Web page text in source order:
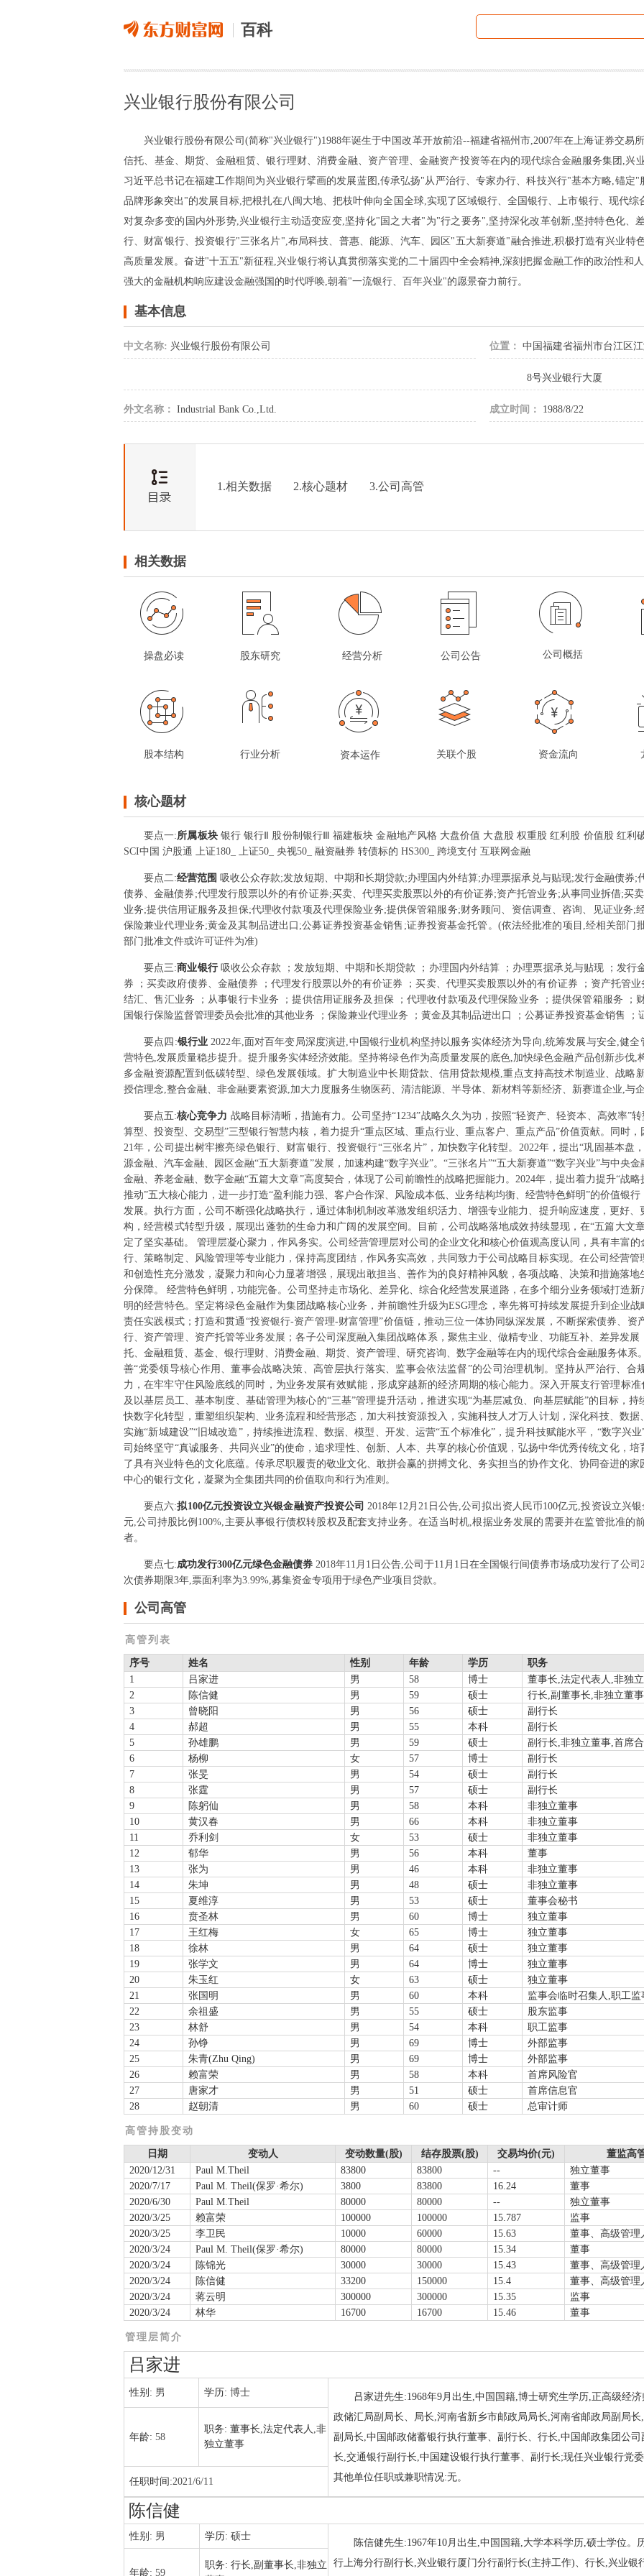
百科
兴业银行股份有限公司
兴业银行股份有限公司(简称"兴业银行")1988年诞生于中国改革开放前沿--福建省福州市,2007年在上海证券交易
信托、基金、期货、金融租赁、银行理财、消费金融、资产管理、金融资产投资等在内的现代综合金融服务集团,兴
习近平总书记在福建工作期间为兴业银行擘画的发展蓝图,传承弘扬"从严治行、专家办行、科技兴行"基本方略,锚定
品牌形象突出"的发展目标,把根扎在八闽大地、把枝叶伸向全国全球,实现了区域银行、全国银行、上市银行、现代
对复杂多变的国内外形势,兴业银行主动适变应变,坚持化"国之大者"为"行之要务",坚持深化改革创新,坚持特色化、
行、财富银行、投资银行"三张名片",布局科技、普惠、能源、汽车、园区"五大新赛道"融合推进,积极打造有兴业特
高质量发展。奋进"十五五"新征程,兴业银行将认真贯彻落实党的二十届四中全会精神,深刻把握金融工作的政治性和
强大的金融机构响应建设金融强国的时代呼唤,朝着"一流银行、百年兴业"的愿景奋力前行。
基本信息
中文名称: 兴业银行股份有限公司 位置： 中国福建省福州市台江区
8号兴业银行大厦
外文名称： Industrial Bank Co.,Ltd. 成立时间： 1988/8/22
1.相关数据 2.核心题材 3.公司高管
相关数据
操盘必读 股东研究 经营分析 公司公告 公司概括
股本结构 行业分析 资本运作 关联个股 资金流向
核心题材
要点一:所属板块 银行 银行Ⅱ 股份制银行Ⅲ 福建板块 金融地产风格 大盘价值 大盘股 权重股 红利股 价值股 红利
SCI中国 沪股通 上证180_ 上证50_ 央视50_ 融资融券 转债标的 HS300_ 跨境支付 互联网金融
要点二:经营范围吸收公众存款;发放短期、中期和长期贷款;办理国内外结算;办理票据承兑与贴现;发行金融债券
债券、金融债券;代理发行股票以外的有价证券;买卖、代理买卖股票以外的有价证券;资产托管业务;从事同业拆借;买
业务;提供信用证服务及担保;代理收付款项及代理保险业务;提供保管箱服务;财务顾问、资信调查、咨询、见证业务;
保险兼业代理业务;黄金及其制品进出口;公募证券投资基金销售;证券投资基金托管。(依法经批准的项目,经相关部门
部门批准文件或许可证件为准)
要点三:商业银行 吸收公众存款 ；发放短期、中期和长期贷款 ；办理国内外结算 ；办理票据承兑与贴现 ；发行
券 ；买卖政府债券、金融债券 ；代理发行股票以外的有价证券 ；买卖、代理买卖股票以外的有价证券 ；资产托管
结汇、售汇业务 ；从事银行卡业务 ；提供信用证服务及担保 ；代理收付款项及代理保险业务 ；提供保管箱服务 ；
国银行保险监督管理委员会批准的其他业务 ；保险兼业代理业务 ；黄金及其制品进出口 ；公募证券投资基金销售 ；
要点 四 :银行业2022年,面对百年变局深度演进,中国银行业机构坚持以服务实体经济为导向,统筹发展与安全,健
营特色,发展质量稳步提升。提升服务实体经济效能。坚持将绿色作为高质量发展的底色,加快绿色金融产品创新步伐,
多金融资源配置到低碳转型、绿色发展领域。扩大制造业中长期贷款、信用贷款规模,重点支持高技术制造业、战略
授信理念,整合金融、非金融要素资源,加大力度服务生物医药、清洁能源、半导体、新材料等新经济、新赛道企业,与企
要点五:核心竞争力 战略目标清晰，措施有力。公司坚持“1234”战略久久为功，按照“轻资产、轻资本、高效率”
算型、投资型、交易型”三型银行智慧内核，着力提升“重点区域、重点行业、重点客户、重点产品”价值贡献。同时
21年，公司提出树牢擦亮绿色银行、财富银行、投资银行“三张名片”，加快数字化转型。2022年，提出“巩固基本盘
源金融、汽车金融、园区金融“五大新赛道”发展，加速构建“数字兴业”。“三张名片”“五大新赛道”“数字兴业”与中央
金融、养老金融、数字金融“五篇大文章”高度契合，体现了公司前瞻性的战略把握能力。2024年，提出着力提升“战
推动”五大核心能力，进一步打造“盈利能力强、客户合作深、风险成本低、业务结构均衡、经营特色鲜明”的价值银
发展。执行方面，公司不断强化战略执行，通过体制机制改革激发组织活力、增强专业能力、提升响应速度，更好
构，经营模式转型升级，展现出蓬勃的生命力和广阔的发展空间。目前，公司战略落地成效持续显现，在“五篇大文
定了坚实基础。 管理层凝心聚力，作风务实。公司经营管理层对公司的企业文化和核心价值观高度认同，具有丰富
行、策略制定、风险管理等专业能力，保持高度团结，作风务实高效，共同致力于公司战略目标实现。在公司经营
和创造性充分激发，凝聚力和向心力显著增强，展现出敢担当、善作为的良好精神风貌，各项战略、决策和措施落
分保障。 经营特色鲜明，功能完备。公司坚持走市场化、差异化、综合化经营发展道路，在多个细分业务领域打造
明的经营特色。坚定将绿色金融作为集团战略核心业务，并前瞻性升级为ESG理念，率先将可持续发展提升到企业
责任实践模式；打造和贯通“投资银行-资产管理-财富管理”价值链，推动三位一体协同纵深发展，不断探索债券、资
行、资产管理、资产托管等业务发展；各子公司深度融入集团战略体系，聚焦主业、做精专业、功能互补、差异发
托、金融租赁、基金、银行理财、消费金融、期货、资产管理、研究咨询、数字金融等在内的现代综合金融服务体
善“党委领导核心作用、董事会战略决策、高管层执行落实、监事会依法监督”的公司治理机制。坚持从严治行、合
力，在牢牢守住风险底线的同时，为业务发展有效赋能，形成穿越新的经济周期的核心能力。深入开展支行管理标
及以基层员工、基本制度、基础管理为核心的“三基”管理提升活动，推进实现“为基层减负、向基层赋能”的目标，
快数字化转型，重塑组织架构、业务流程和经营形态，加大科技资源投入，实施科技人才万人计划，深化科技、数
实施“新城建设”“旧城改造”，持续推进流程、数据、模型、开发、运营“五个标准化”，提升科技赋能水平，“数字兴
司始终坚守“真诚服务、共同兴业”的使命，追求理性、创新、人本、共享的核心价值观，弘扬中华优秀传统文化，
了具有兴业特色的文化底蕴。传承尽职履责的敬业文化、敢拼会赢的拼搏文化、务实担当的协作文化、协同奋进的
中心的银行文化，凝聚为全集团共同的价值取向和行为准则。
要点六:拟100亿元投资设立兴银金融资产投资公司2018年12月21日公告,公司拟出资人民币100亿元,投资设立兴
元,公司持股比例100%,主要从事银行债权转股权及配套支持业务。在适当时机,根据业务发展的需要并在监管批准的
者。
要点七:成功发行300亿元绿色金融债券 2018年11月1日公告,公司于11月1日在全国银行间债券市场成功发行了公
次债券期限3年,票面利率为3.99%,募集资金专项用于绿色产业项目贷款。
公司高管
高管列表
序号 姓名 性别 年龄 学历
职务
1
吕家进 男 58 博士
董事长,法定代表人,非独
2
陈信健 男 59 硕士
行长,副董事长,非独立董事
3
曾晓阳 男 56 硕士
副行长
4
郝超 男 55 本科
副行长
5
孙雄鹏 男 59 硕士
副行长,非独立董事,首席
6
杨柳 女 57 博士
副行长
7
张旻 男 54 硕士
副行长
8
张霆 男 57 硕士
副行长
9
陈躬仙 男 58 本科
非独立董事
10
黄汉春 男 66 本科
非独立董事
11
乔利剑 女 53 硕士
非独立董事
12
郁华 男 56 本科
董事
13
张为 男 46 本科
非独立董事
14
朱坤 男 48 硕士
非独立董事
15
夏维淳 男 53 硕士
董事会秘书
16
贲圣林 男 60 博士
独立董事
17
王红梅 女 65 博士
独立董事
18
徐林 男 64 硕士
独立董事
19
张学文 男 64 博士
独立董事
20
朱玉红 女 63 硕士
独立董事
21
张国明 男 60 本科
监事会临时召集人,职工监
22
余祖盛 男 55 硕士
股东监事
23
林舒 男 54 本科
职工监事
24
孙铮 男 69 博士
外部监事
25
朱青(Zhu Qing) 男 69 博士
外部监事
26
赖富荣 男 58 本科
首席风险官
27
唐家才 男 51 硕士
首席信息官
28
赵朝清 男 60 硕士 总审计师
高管持股变动
日期 变动人 变动数量(股) 结存股票(股) 交易均价(元) 董监高
2020/12/31
Paul M.Theil 83800 83800 -- 独立董事
2020/7/17
Paul M. Theil(保罗·希尔) 3800 83800 16.24 董事
2020/6/30
Paul M.Theil 80000 80000 -- 独立董事
2020/3/25
赖富荣 100000 100000 15.787 监事
2020/3/25
李卫民 10000 60000 15.63 董事、高级管理
2020/3/24
Paul M. Theil(保罗·希尔) 80000 80000 15.34 董事
2020/3/24
陈锦光 30000 30000 15.43 董事、高级管理
2020/3/24
陈信健 33200 150000 15.4 董事、高级管理
2020/3/24
蒋云明 300000 300000 15.35 监事
2020/3/24
林华 16700 16700 15.46 董事
管理层简介
吕家进
性别: 男 学历: 博士
吕家进先生:1968年9月出生,中国国籍,博士研究生学历,正高级经
政储汇局副局长、局长,河南省新乡市邮政局局长,河南省邮政局副局
副局长,中国邮政储蓄银行执行董事、副行长、行长,中国邮政集团公
长,交通银行副行长,中国建设银行执行董事、副行长;现任兴业银行党
其他单位任职或兼职情况:无。
年龄: 58
职务: 董事长,法定代表人,非
独立董事
任职时间:2021/6/11
陈信健
性别: 男 学历: 硕士
陈信健先生:1967年10月出生,中国国籍,大学本科学历,硕士学位
行上海分行副行长,兴业银行厦门分行副行长(主持工作)、行长,兴业
年龄: 59
职务: 行长,副董事长,非独立